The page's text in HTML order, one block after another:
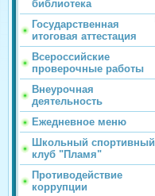
библиотека
Государственная
итоговая аттестация
Всероссийские
проверочные работы
Внеурочная
деятельность
Ежедневное меню
Школьный спортивный
клуб "Пламя"
Противодействие
коррупции